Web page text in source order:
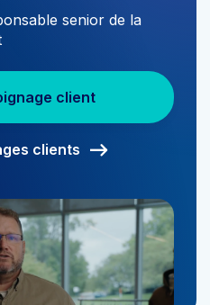
senior de la
client
clients